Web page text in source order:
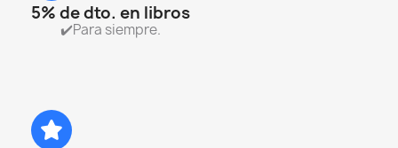
5% de dto. en libros
✔️Para siempre.